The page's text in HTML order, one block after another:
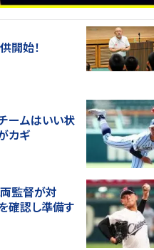
開始！
ームはいい状
カギ
監督が対
確認し準備す